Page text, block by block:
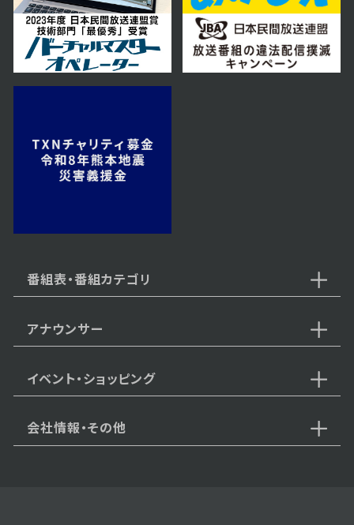
2026年05月20日 放送
第19話
第18話
2026年05月14日 放送
番組表・番組カテゴリ
アナウンサー
イベント・ショッピング
会社情報・その他